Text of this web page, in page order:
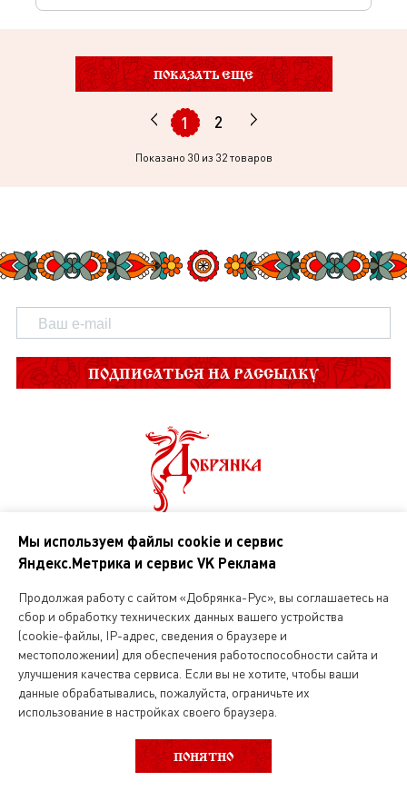
ПОКАЗАТЬ ЕЩЕ
1 2
Показано 30из 32 товаров
ПОДПИСАТЬСЯ НА РАССЫЛКУ
О нас
Вакансии
Интернет магазин
Карта зоны обслуживания
Мы используем файлы cookie и сервис
Яндекс.Метрика и сервис VK Реклама
Продолжая работу с сайтом «Добрянка-Рус», вы соглашаетесь на
сбор и обработку технических данных вашего устройства
(cookie-файлы, IP-адрес, сведения о браузере и
местоположении) для обеспечения работоспособности сайта и
улучшения качества сервиса. Если вы не хотите, чтобы ваши
данные обрабатывались, пожалуйста, ограничьте их
использование в настройках своего браузера.
ПОНЯТНО